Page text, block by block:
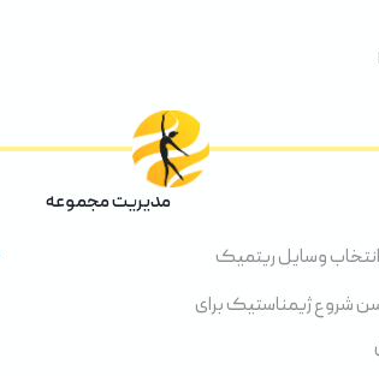
وسایل ریتمیک
شروع ژیمناستیک برای
مدیریت مجموعه